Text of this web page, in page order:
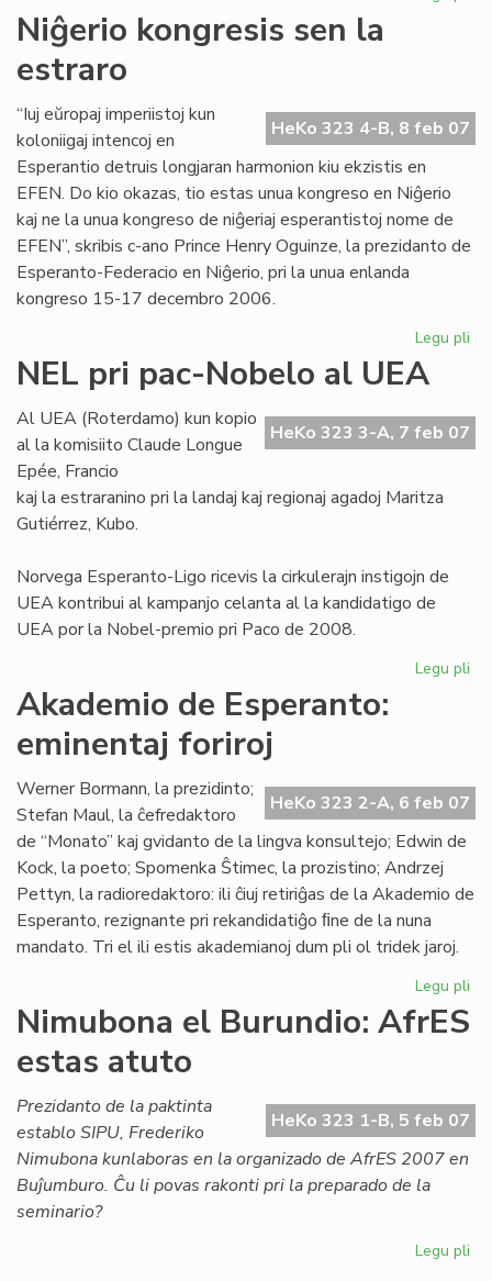
aŭ
Niĝerio kongresis sen la
estraro
HeKo 323 4-B, 8 feb 07
“Iuj eŭropaj imperiistoj kun
koloniigaj intencoj en
Esperantio detruis longjaran harmonion kiu ekzistis en
EFEN. Do kio okazas, tio estas unua kongreso en Niĝerio
kaj ne la unua kongreso de niĝeriaj esperantistoj nome de
EFEN”, skribis c-ano Prince Henry Oguinze, la prezidanto de
Esperanto-Federacio en Niĝerio, pri la unua enlanda
kongreso 15-17 decembro 2006.
Legu pli
NEL pri pac-Nobelo al UEA
HeKo 323 3-A, 7 feb 07
Al UEA (Roterdamo) kun kopio
al la komisiito Claude Longue
Epée, Francio
kaj la estraranino pri la landaj kaj regionaj agadoj Maritza
Gutiérrez, Kubo.
Norvega Esperanto-Ligo ricevis la cirkulerajn instigojn de
UEA kontribui al kampanjo celanta al la kandidatigo de
UEA por la Nobel-premio pri Paco de 2008.
Legu pli
al
Akademio de Esperanto:
eminentaj foriroj
HeKo 323 2-A, 6 feb 07
Werner Bormann, la prezidinto;
Stefan Maul, la ĉefredaktoro
de “Monato” kaj gvidanto de la lingva konsultejo; Edwin de
Kock, la poeto; Spomenka Ŝtimec, la prozistino; Andrzej
Pettyn, la radioredaktoro: ili ĉiuj retiriĝas de la Akademio de
Esperanto, rezignante pri rekandidatiĝo ﬁne de la nuna
mandato. Tri el ili estis akademianoj dum pli ol tridek jaroj.
Legu pli
Nimubona el Burundio: AfrES
estas atuto
HeKo 323 1-B, 5 feb 07
Prezidanto de la paktinta
establo SIPU, Frederiko
Nimubona kunlaboras en la organizado de AfrES 2007 en
Buĵumburo. Ĉu li povas rakonti pri la preparado de la
seminario?
Legu pli